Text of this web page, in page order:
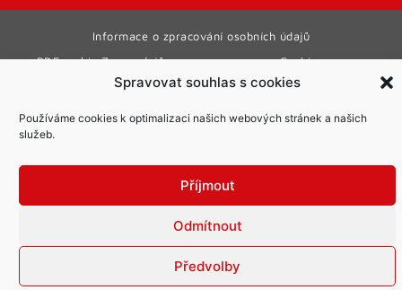
Spravovat souhlas s cookies
Používáme cookies k optimalizaci našich webových stránek a našich
služeb.
Příjmout
Odmítnout
Předvolby
© Město Mníšek pod Brdy
PDF archiv Zpravodajů
Informace o zpracování osobních údajů
Cookies